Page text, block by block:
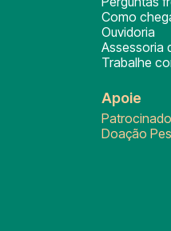
Como
Ouvidoria
Assessoria
Trabalhe
Apoie
Doação